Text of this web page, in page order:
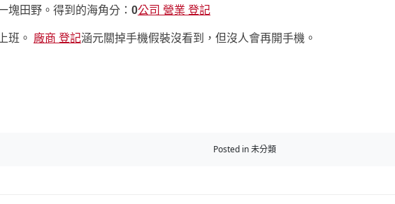
塊田野。得到的海角分： 0公司 營業 登記
班。 廠商 登記涵元關掉手機假裝沒看到，但沒人會再開手機。
Posted in 未分類